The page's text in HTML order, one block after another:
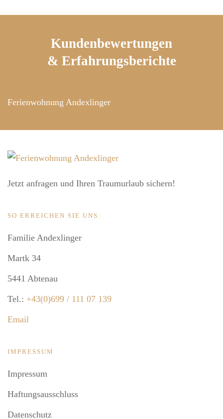
Kundenbewertungen
& Erfahrungsberichte
Ferienwohnung Andexlinger
Jetzt anfragen und Ihren Traumurlaub sichern!
SO ERREICHEN SIE UNS:
Familie Andexlinger
Martk 34
5441 Abtenau
Tel.: +43(0)699 / 111 07 139
Email
IMPRESSUM
Impressum
Haftungsausschluss
Datenschutz